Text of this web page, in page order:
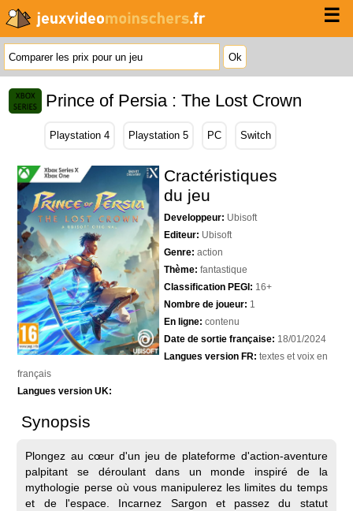
☰
Prince of Persia : The Lost Crown
Playstation 4 Playstation 5 PC Switch
Cractéristiques
du jeu
Developpeur: Ubisoft
Editeur: Ubisoft
Genre: action
Thème: fantastique
Classification PEGI: 16+
Nombre de joueur: 1
En ligne: contenu
Date de sortie française: 18/01/2024
Langues version FR: textes et voix en
français
Langues version UK:
Synopsis
Plongez au cœur d'un jeu de plateforme d'action-aventure
palpitant se déroulant dans un monde inspiré de la
mythologie perse où vous manipulerez les limites du temps
et de l'espace. Incarnez Sargon et passez du statut